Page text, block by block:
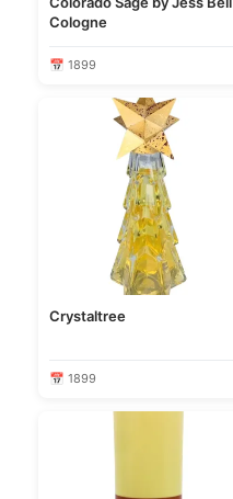
Cologne
📅 1899
Crystaltree
📅 1899